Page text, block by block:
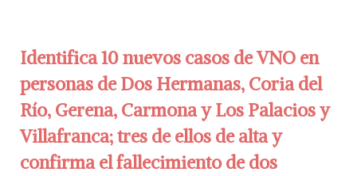
Identifica 10 nuevos casos de VNO en
personas de Dos Hermanas, Coria del
Río, Gerena, Carmona y Los Palacios y
Villafranca; tres de ellos de alta y
confirma el fallecimiento de dos